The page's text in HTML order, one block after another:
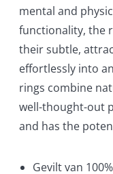
mental and
functionality, the
their subtle,
effortlessly into
rings combine
well-thought-out
and has the
Gevilt van